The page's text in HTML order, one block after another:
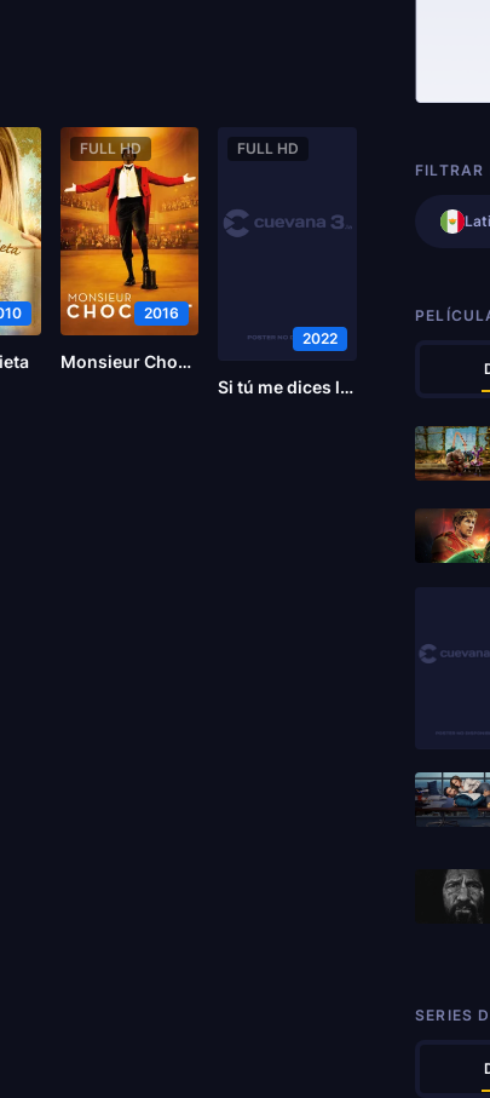
FULL HD
2016
Monsieur Chocolat
FULL HD
2022
Si tú me dices lee
FILTRAR
SERIES